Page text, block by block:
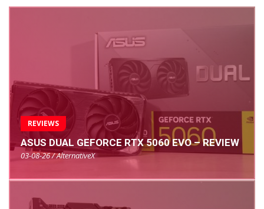
REVIEWS
ASUS DUAL GEFORCE RTX 5060 EVO – REVIEW
03-08-26 / AlternativeX